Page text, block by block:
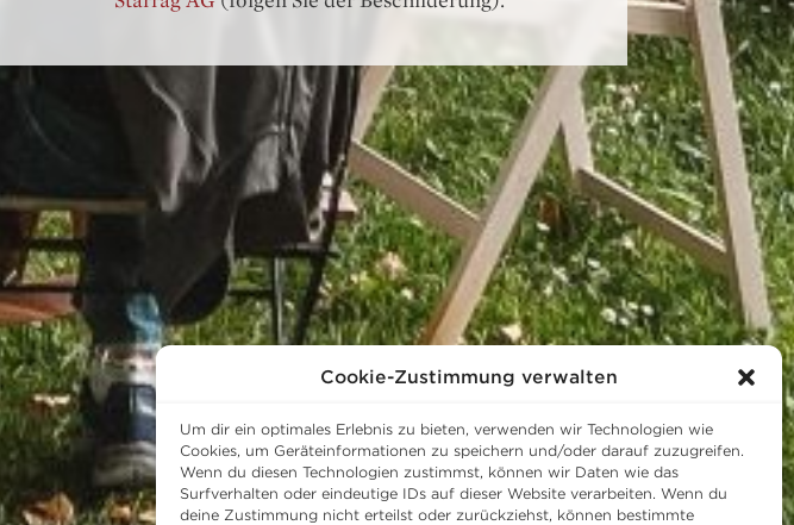
Cookie-Zustimmung verwalten
Um dir ein optimales Erlebnis zu bieten, verwenden wir Technologien wie
Cookies, um Geräteinformationen zu speichern und/oder darauf zuzugreifen.
Wenn du diesen Technologien zustimmst, können wir Daten wie das
Surfverhalten oder eindeutige IDs auf dieser Website verarbeiten. Wenn du
deine Zustimmung nicht erteilst oder zurückziehst, können bestimmte